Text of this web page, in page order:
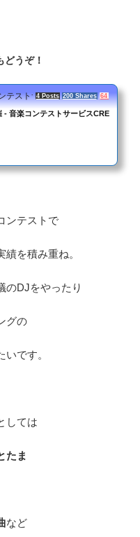
うぞ！
テストサービスCREOFUGA[クレ
4 Posts 200 Shares 64 Users
- 音楽コンテストサービスCRE
ンテストで
を積み重ね。
のDJをやったり
グの
です。
しては
たま
など